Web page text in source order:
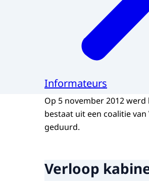
Informateurs
Op 5 november 2012
bestaat uit een coalitie
geduurd.
Verloop